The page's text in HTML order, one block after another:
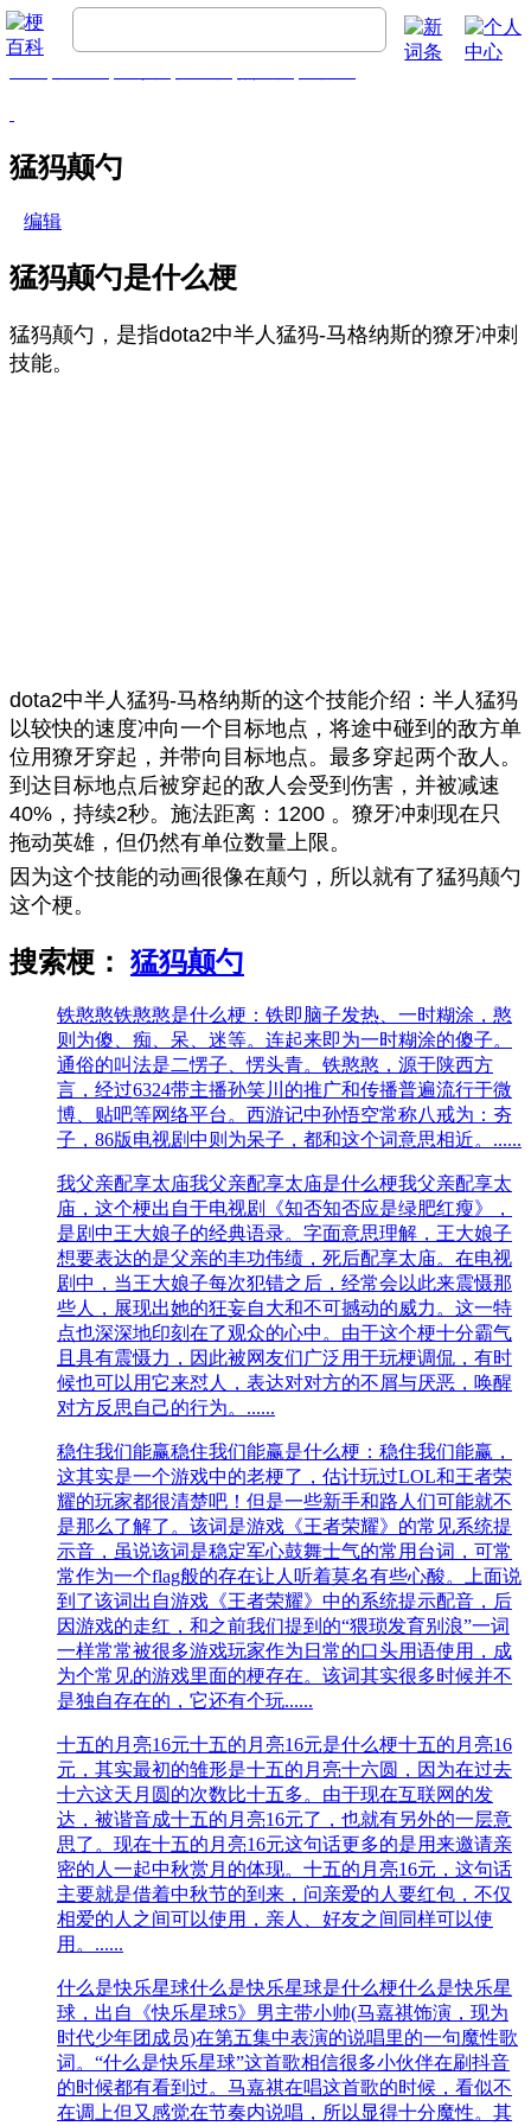
猛犸颠勺
编辑
猛犸颠勺是什么梗
猛犸颠勺，是指dota2中半人猛犸-马格纳斯的獠牙冲刺
技能。
dota2中半人猛犸-马格纳斯的这个技能介绍：半人猛犸
以较快的速度冲向一个目标地点，将途中碰到的敌方单
位用獠牙穿起，并带向目标地点。最多穿起两个敌人。
到达目标地点后被穿起的敌人会受到伤害，并被减速
40%，持续2秒。施法距离：1200 。獠牙冲刺现在只
拖动英雄，但仍然有单位数量上限。
因为这个技能的动画很像在颠勺，所以就有了猛犸颠勺
这个梗。
搜索梗： 猛犸颠勺
铁憨憨铁憨憨是什么梗：铁即脑子发热、一时糊涂，憨
则为傻、痴、呆、迷等。连起来即为一时糊涂的傻子。
通俗的叫法是二愣子、愣头青。铁憨憨，源于陕西方
言，经过6324带主播孙笑川的推广和传播普遍流行于微
博、贴吧等网络平台。西游记中孙悟空常称八戒为：夯
子，86版电视剧中则为呆子，都和这个词意思相近。......
我父亲配享太庙我父亲配享太庙是什么梗我父亲配享太
庙，这个梗出自于电视剧《知否知否应是绿肥红瘦》，
是剧中王大娘子的经典语录。字面意思理解，王大娘子
想要表达的是父亲的丰功伟绩，死后配享太庙。在电视
剧中，当王大娘子每次犯错之后，经常会以此来震慑那
些人，展现出她的狂妄自大和不可撼动的威力。这一特
点也深深地印刻在了观众的心中。​由于这个梗十分霸气
且具有震慑力，因此被网友们广泛用于玩梗调侃，有时
候也可以用它来怼人，表达对对方的不屑与厌恶，唤醒
对方反思自己的行为。......
稳住我们能赢稳住我们能赢是什么梗：稳住我们能赢，
这其实是一个游戏中的老梗了，估计玩过LOL和王者荣
耀的玩家都很清楚吧！但是一些新手和路人们可能就不
是那么了解了。该词是游戏《王者荣耀》的常见系统提
示音，虽说该词是稳定军心鼓舞士气的常用台词，可常
常作为一个flag般的存在让人听着莫名有些心酸。上面说
到了该词出自游戏《王者荣耀》中的系统提示配音，后
因游戏的走红，和之前我们提到的“猥琐发育别浪”一词
一样常常被很多游戏玩家作为日常的口头用语使用，成
为个常见的游戏里面的梗存在。该词其实很多时候并不
是独自存在的，它还有个玩......
十五的月亮16元十五的月亮16元是什么梗十五的月亮16
元，其实最初的雏形是十五的月亮十六圆，因为在过去
十六这天月圆的次数比十五多。由于现在互联网的发
达，被谐音成十五的月亮16元了，也就有另外的一层意
思了。现在十五的月亮16元这句话更多的是用来邀请亲
密的人一起中秋赏月的体现。十五的月亮16元，这句话
主要就是借着中秋节的到来，问亲爱的人要红包，不仅
相爱的人之间可以使用，亲人、好友之间同样可以使
用。......
什么是快乐星球什么是快乐星球是什么梗什么是快乐星
球，出自《快乐星球5》男主带小帅(马嘉祺饰演，现为
时代少年团成员)在第五集中表演的说唱里的一句魔性歌
词。“什么是快乐星球”这首歌相信很多小伙伴在刷抖音
的时候都有看到过。马嘉祺在唱这首歌的时候，看似不
在调上但又感觉在节奏内说唱，所以显得十分魔性。其